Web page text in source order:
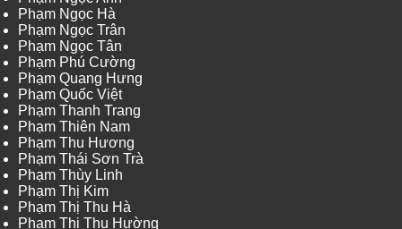
Phạm Ngọc Hà
Phạm Ngọc Trân
Phạm Ngọc Tân
Phạm Phú Cường
Phạm Quang Hưng
Phạm Quốc Việt
Phạm Thanh Trang
Phạm Thiên Nam
Phạm Thu Hương
Phạm Thái Sơn Trà
Phạm Thùy Linh
Phạm Thị Kim
Phạm Thị Thu Hà
Phạm Thị Thu Hường